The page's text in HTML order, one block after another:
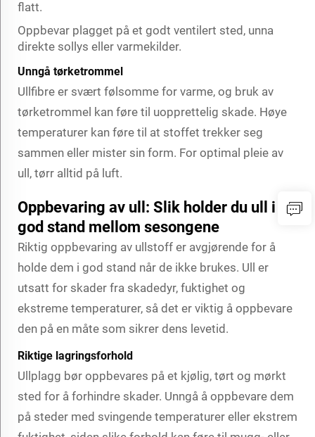
flatt.
Oppbevar plagget på et godt ventilert sted, unna
direkte sollys eller varmekilder.
Unngå tørketrommel
Ullfibre er svært følsomme for varme, og bruk av
tørketrommel kan føre til uopprettelig skade. Høye
temperaturer kan føre til at stoffet trekker seg
sammen eller mister sin form. For optimal pleie av
ull, tørr alltid på luft.
Oppbevaring av ull: Slik holder du ull i
god stand mellom sesongene
Riktig oppbevaring av ullstoff er avgjørende for å
holde dem i god stand når de ikke brukes. Ull er
utsatt for skader fra skadedyr, fuktighet og
ekstreme temperaturer, så det er viktig å oppbevare
den på en måte som sikrer dens levetid.
Riktige lagringsforhold
Ullplagg bør oppbevares på et kjølig, tørt og mørkt
sted for å forhindre skader. Unngå å oppbevare dem
på steder med svingende temperaturer eller ekstrem